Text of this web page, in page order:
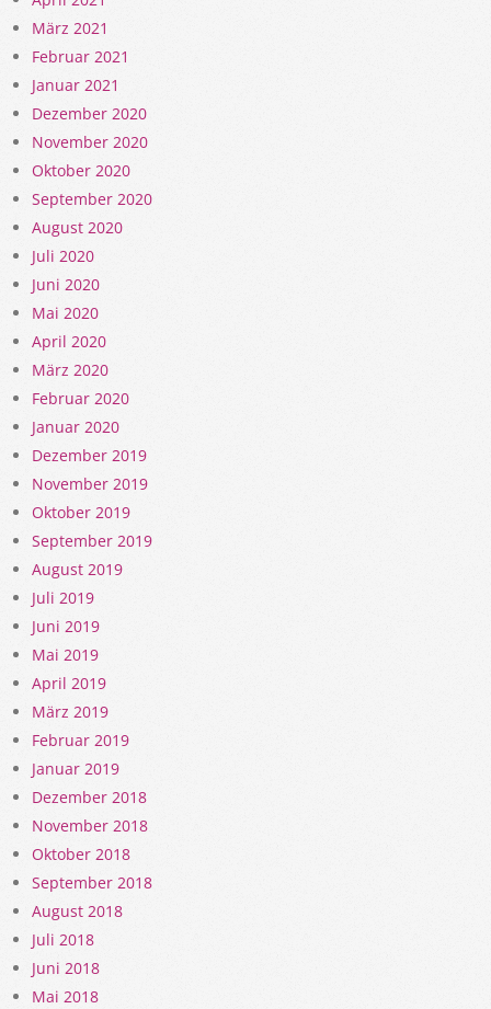
März 2021
Februar 2021
Januar 2021
Dezember 2020
November 2020
Oktober 2020
September 2020
August 2020
Juli 2020
Juni 2020
Mai 2020
April 2020
März 2020
Februar 2020
Januar 2020
Dezember 2019
November 2019
Oktober 2019
September 2019
August 2019
Juli 2019
Juni 2019
Mai 2019
April 2019
März 2019
Februar 2019
Januar 2019
Dezember 2018
November 2018
Oktober 2018
September 2018
August 2018
Juli 2018
Juni 2018
Mai 2018